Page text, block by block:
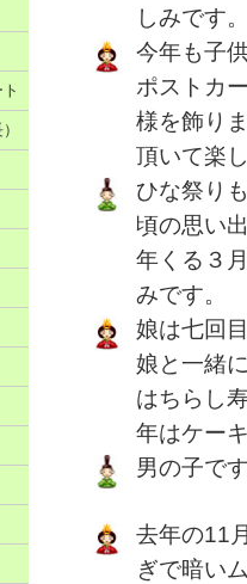
しみです
今年も子
ポストカ
様を飾り
頂いて楽
ひな祭り
頃の思い
年くる３
みです。
娘は七回
娘と一緒
はちらし
年はケー
男の子で
去年の11
ぎで暗い